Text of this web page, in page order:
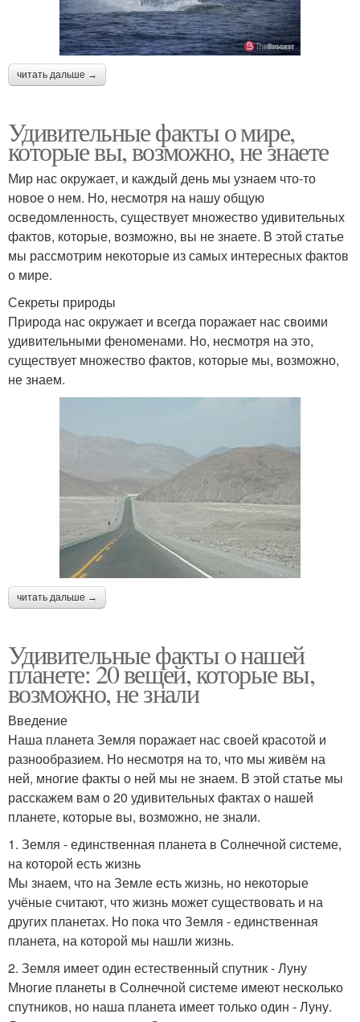
читать дальше →
Удивительные факты о мире,
которые вы, возможно, не знаете
Мир нас окружает, и каждый день мы узнаем что-то
новое о нем. Но, несмотря на нашу общую
осведомленность, существует множество удивительных
фактов, которые, возможно, вы не знаете. В этой статье
мы рассмотрим некоторые из самых интересных фактов
о мире.
Секреты природы
Природа нас окружает и всегда поражает нас своими
удивительными феноменами. Но, несмотря на это,
существует множество фактов, которые мы, возможно,
не знаем.
читать дальше →
Удивительные факты о нашей
планете: 20 вещей, которые вы,
возможно, не знали
Введение
Наша планета Земля поражает нас своей красотой и
разнообразием. Но несмотря на то, что мы живём на
ней, многие факты о ней мы не знаем. В этой статье мы
расскажем вам о 20 удивительных фактах о нашей
планете, которые вы, возможно, не знали.
1. Земля - единственная планета в Солнечной системе,
на которой есть жизнь
Мы знаем, что на Земле есть жизнь, но некоторые
учёные считают, что жизнь может существовать и на
других планетах. Но пока что Земля - единственная
планета, на которой мы нашли жизнь.
2. Земля имеет один естественный спутник - Луну
Многие планеты в Солнечной системе имеют несколько
спутников, но наша планета имеет только один - Луну.